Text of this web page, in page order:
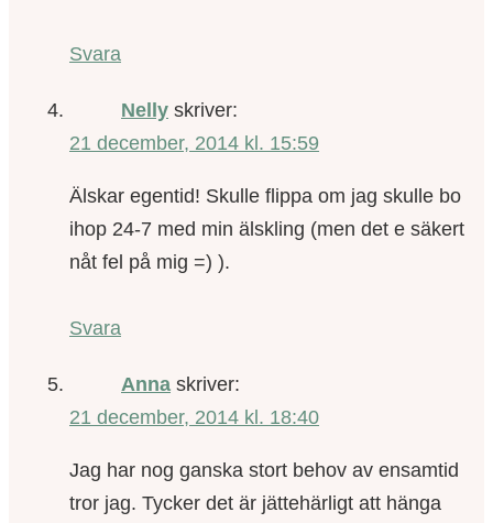
Svara
Nelly skriver:
21 december, 2014 kl. 15:59
Älskar egentid! Skulle flippa om jag skulle bo
ihop 24-7 med min älskling (men det e säkert
nåt fel på mig =) ).
Svara
Anna skriver:
21 december, 2014 kl. 18:40
Jag har nog ganska stort behov av ensamtid
tror jag. Tycker det är jättehärligt att hänga